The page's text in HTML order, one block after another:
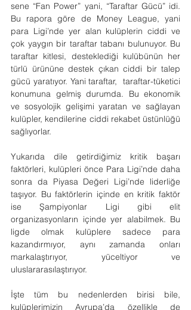
sene “Fan Power” yani, “Taraftar Gücü” idi.
Bu rapora göre de Money League, yani
para Ligi’nde yer alan kulüplerin ciddi ve
çok yaygın bir taraftar tabanı bulunuyor. Bu
taraftar kitlesi, desteklediği kulübünün her
türlü ürününe destek çıkan ciddi bir talep
gücü yaratıyor. Yani taraftar,  taraftar-tüketici
konumuna gelmiş durumda. Bu ekonomik
ve sosyolojik gelişimi yaratan ve sağlayan
kulüpler, kendilerine ciddi rekabet üstünlüğü
sağlıyorlar.
Yukarıda dile getirdiğimiz kritik başarı
faktörleri, kulüpleri önce Para Ligi’nde daha
sonra da Piyasa Değeri Ligi’nde liderliğe
taşıyor. Bu faktörlerin içinde en kritik faktör
ise Şampiyonlar Ligi gibi elit
organizasyonların içinde yer alabilmek. Bu
ligde olmak kulüplere sadece para
kazandırmıyor, aynı zamanda onları
markalaştırıyor, yüceltiyor ve
uluslararasılaştırıyor.
İşte tüm bu nedenlerden birisi bile,
kulüplerimizin Avrupa’da özellikle de